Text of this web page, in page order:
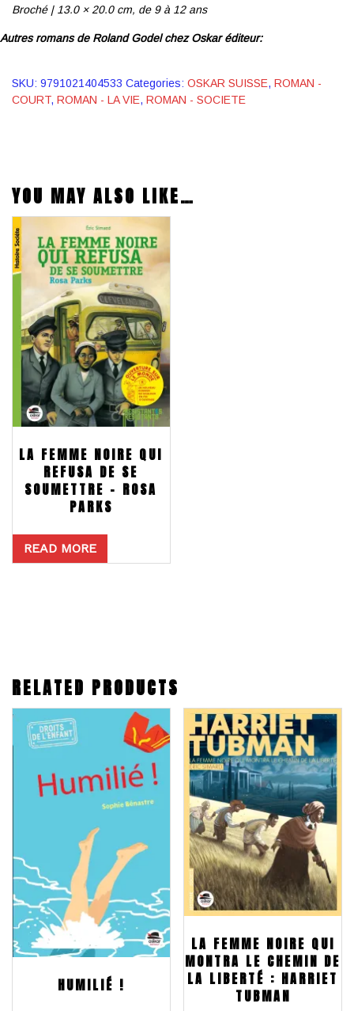
Broché | 13.0 × 20.0 cm, de 9 à 12 ans
Autres romans de Roland Godelchez Oskar éditeur:
SKU: 9791021404533 Categories: OSKAR SUISSE, ROMAN -
COURT, ROMAN - LA VIE, ROMAN - SOCIETE
YOU MAY ALSO LIKE…
LA FEMME NOIRE QUI
REFUSA DE SE
SOUMETTRE – ROSA
PARKS
READ MORE
RELATED PRODUCTS
HUMILIÉ !
LA FEMME NOIRE QUI
MONTRA LE CHEMIN DE
LA LIBERTÉ : HARRIET
TUBMAN